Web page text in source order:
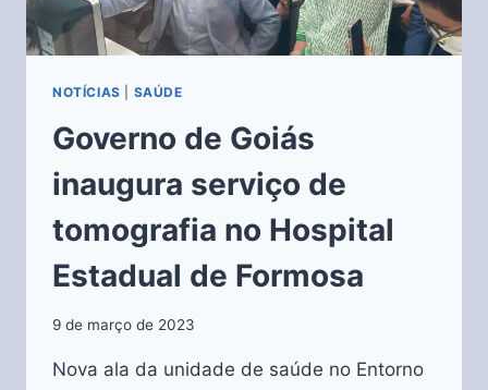
NOTÍCIAS SAÚDE
Governo de Goiás
inaugura serviço de
tomografia no Hospital
Estadual de Formosa
9 de março de 2023
Nova ala da unidade de saúde no Entorno